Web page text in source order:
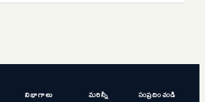
విభాగాలు మరిన్నీ సంప్రదించండి